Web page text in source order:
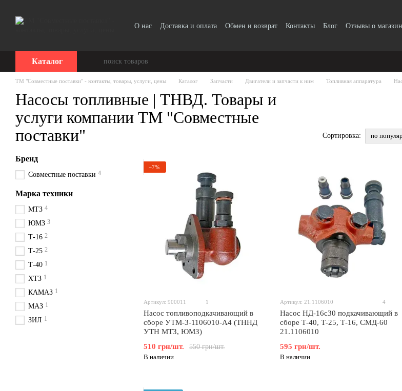
О нас Доставка и оплата Обмен и возврат Контакты Блог Отзывы о
Каталог
ТМ "Совместные поставки" - контакты, товары, услуги, цены Каталог Запчасти Двигатели и запчасти к ним Топливная аппаратура
Насосы топливные | ТНВД. Товары и
услуги компании ТМ "Совместные
поставки"
Сортировка: по
−7%
Артикул: 900011 1
Насос топливоподкачивающий в
сборе УТМ-3-1106010-А4 (ТННД
УТН МТЗ, ЮМЗ)
550 грн/шт.
510 грн/шт.
В наличии
Артикул: 21.1106010 4
Насос НД-16с30 подкачивающий в
сборе Т-40, Т-25, Т-16, СМД-60
21.1106010
595 грн/шт.
В наличии
Бренд
Совместные поставки 4
Марка техники
МТЗ 4
ЮМЗ 3
Т-16 2
Т-25 2
Т-40 1
ХТЗ 1
КАМАЗ 1
МАЗ 1
ЗИЛ 1